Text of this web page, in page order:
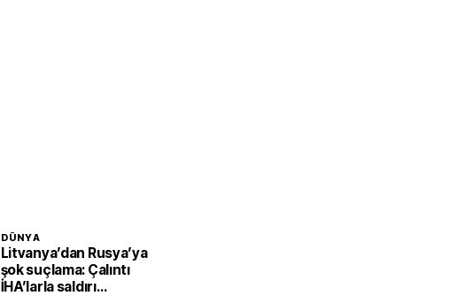
DÜNYA
Litvanya’dan Rusya’ya
şok suçlama: Çalıntı
İHA’larla saldırı